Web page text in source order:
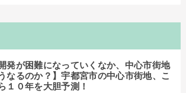
開発が困難になっていくなか、中心市街地
なるのか？】宇都宮市の中心市街地、こ
１０年を大胆予測！